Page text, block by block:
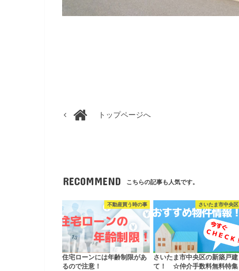
トップページへ
RECOMMEND こちらの記事も人気です。
不動産買う時の事
住宅ローンには年齢制限があ
るので注意！
さいたま市中央区
さいたま市中央区の新築戸建
て！ ☆仲介手数料無料特集